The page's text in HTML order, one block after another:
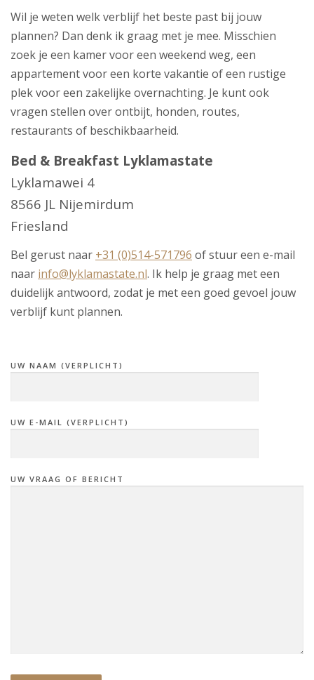
Wil je weten welk verblijf het beste past bij jouw
plannen? Dan denk ik graag met je mee. Misschien
zoek je een kamer voor een weekend weg, een
appartement voor een korte vakantie of een rustige
plek voor een zakelijke overnachting. Je kunt ook
vragen stellen over ontbijt, honden, routes,
restaurants of beschikbaarheid.
Bed & Breakfast Lyklamastate
Lyklamawei 4
8566 JL Nijemirdum
Friesland
Bel gerust naar +31 (0)514-571796 of stuur een e-mail
naar info@lyklamastate.nl. Ik help je graag met een
duidelijk antwoord, zodat je met een goed gevoel jouw
verblijf kunt plannen.
UW NAAM (VERPLICHT)
UW E-MAIL (VERPLICHT)
UW VRAAG OF BERICHT